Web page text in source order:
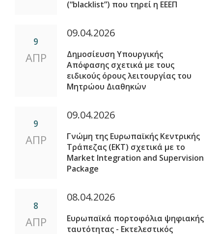
(“blacklist”) που τηρεί η ΕΕΕΠ
9
ΑΠΡ
09.04.2026
Δημοσίευση Υπουργικής
Απόφασης σχετικά με τους
ειδικούς όρους λειτουργίας του
Μητρώου Διαθηκών
9
ΑΠΡ
09.04.2026
Γνώμη της Ευρωπαϊκής Κεντρικής
Τράπεζας (ΕΚΤ) σχετικά με το
Market Integration and Supervision
Package
8
ΑΠΡ
08.04.2026
Ευρωπαϊκά πορτοφόλια ψηφιακής
ταυτότητας - Εκτελεστικός